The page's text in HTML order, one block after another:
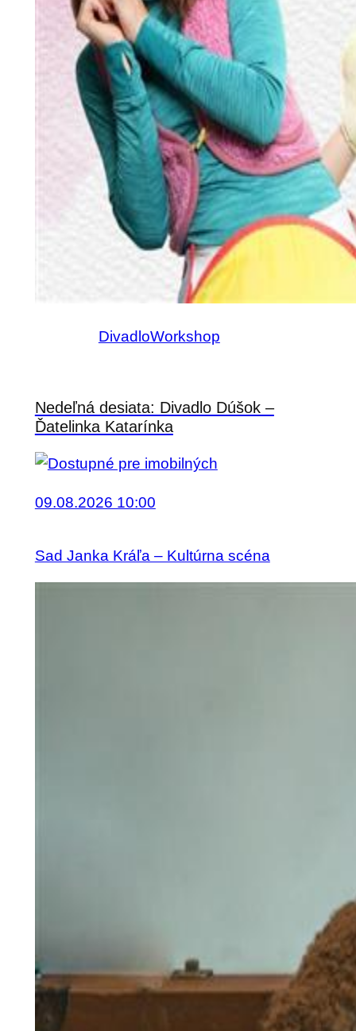
DivadloWorkshop
Nedeľná desiata: Divadlo Dúšok –
Ďatelinka Katarínka
09.08.2026 10:00
Sad Janka Kráľa – Kultúrna scéna